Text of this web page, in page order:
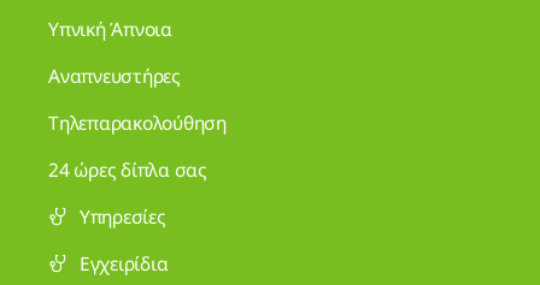
Υπνική Άπνοια
Αναπνευστήρες
Τηλεπαρακολούθηση
24 ώρες δίπλα σας
Υπηρεσίες
Εγχειρίδια